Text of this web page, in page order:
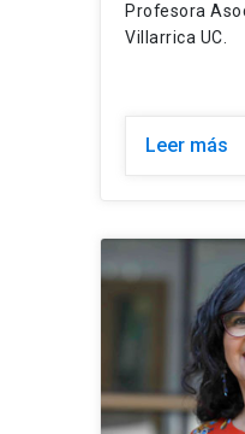
Profesora
Villarrica UC.
Leer más